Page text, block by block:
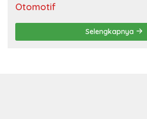
Otomotif
Selengkapnya